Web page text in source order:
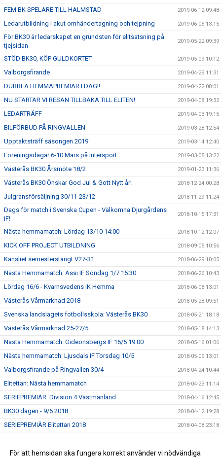
FEM BK SPELARE TILL HALMSTAD 2019-06-12 09:48
Ledarutbildning i akut omhändertagning och tejpning 2019-06-05 13:15
För BK30 är ledarskapet en grundsten för elitsatsning på
tjejsidan
2019-05-22 09:39
STÖD BK30, KÖP GULDKORTET 2019-05-09 10:12
Valborgsfirande 2019-04-29 11:31
DUBBLA HEMMAPREMIÄR I DAG!! 2019-04-22 08:01
NU STARTAR VI RESAN TILLBAKA TILL ELITEN! 2019-04-08 19:32
LEDARTRÄFF 2019-04-03 19:15
BILFÖRBUD PÅ RINGVALLEN 2019-03-28 12:54
Upptaktsträff säsongen 2019 2019-03-14 12:40
Föreningsdagar 6-10 Mars på Intersport 2019-03-05 13:22
Västerås BK30 Årsmöte 18/2 2019-01-23 11:36
Västerås BK30 Önskar God Jul & Gott Nytt år! 2018-12-24 00:28
Julgransförsäljning 30/11-23/12 2018-11-29 11:24
Dags för match i Svenska Cupen - Välkomna Djurgårdens
IF!
2018-10-15 17:31
Nästa hemmamatch: Lördag 13/10 14:00 2018-10-12 12:07
KICK OFF PROJECT UTBILDNING 2018-09-05 10:56
Kansliet semesterstängt V27-31 2018-06-29 10:05
Nästa Hemmamatch: Assi IF Söndag 1/7 15:30 2018-06-26 10:43
Lördag 16/6 - Kvarnsvedens IK Hemma 2018-06-08 13:01
Västerås Vårmarknad 2018 2018-05-28 09:51
Svenska landslagets fotbollsskola: Västerås BK30 2018-05-21 18:18
Västerås Vårmarknad 25-27/5 2018-05-18 14:13
Nästa Hemmamatch: Gideonsbergs IF 16/5 19:00 2018-05-16 01:06
Nästa hemmamatch: Ljusdals IF Torsdag 10/5 2018-05-09 13:01
Valborgsfirande på Ringvallen 30/4 2018-04-24 10:44
Elitettan: Nästa hemmamatch 2018-04-23 11:14
SERIEPREMIÄR: Division 4 Västmanland 2018-04-16 12:45
BK30 dagen - 9/6 2018 2018-04-12 19:28
SERIEPREMIÄR Elitettan 2018 2018-04-08 23:18
Uppstart för Pojkar födda 2011 2018-03-13 09:44
För att hemsidan ska fungera korrekt använder vi nödvändiga